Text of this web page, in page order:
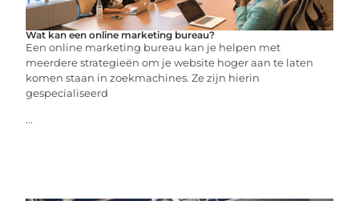
Wat kan een online marketing bureau?
Een online marketing bureau kan je helpen met
meerdere strategieën om je website hoger aan te laten
komen staan in zoekmachines. Ze zijn hierin
gespecialiseerd
...